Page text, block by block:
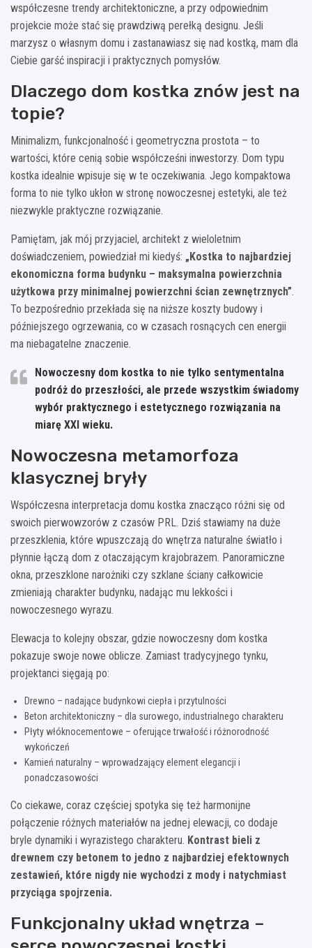
współczesne trendy architektoniczne, a przy odpowiednim
projekcie może stać się prawdziwą perełką designu. Jeśli
marzysz o własnym domu i zastanawiasz się nad kostką, mam dla
Ciebie garść inspiracji i praktycznych pomysłów.
Dlaczego dom kostka znów jest na
topie?
Minimalizm, funkcjonalność i geometryczna prostota – to
wartości, które cenią sobie współcześni inwestorzy. Dom typu
kostka idealnie wpisuje się w te oczekiwania. Jego kompaktowa
forma to nie tylko ukłon w stronę nowoczesnej estetyki, ale też
niezwykle praktyczne rozwiązanie.
Pamiętam, jak mój przyjaciel, architekt z wieloletnim
doświadczeniem, powiedział mi kiedyś: „Kostka to najbardziej
ekonomiczna forma budynku – maksymalna powierzchnia
użytkowa przy minimalnej powierzchni ścian zewnętrznych”.
To bezpośrednio przekłada się na niższe koszty budowy i
późniejszego ogrzewania, co w czasach rosnących cen energii
ma niebagatelne znaczenie.
Nowoczesny dom kostka to nie tylko sentymentalna
podróż do przeszłości, ale przede wszystkim świadomy
wybór praktycznego i estetycznego rozwiązania na
miarę XXI wieku.
Nowoczesna metamorfoza
klasycznej bryły
Współczesna interpretacja domu kostka znacząco różni się od
swoich pierwowzorów z czasów PRL. Dziś stawiamy na duże
przeszklenia, które wpuszczają do wnętrza naturalne światło i
płynnie łączą dom z otaczającym krajobrazem. Panoramiczne
okna, przeszklone narożniki czy szklane ściany całkowicie
zmieniają charakter budynku, nadając mu lekkości i
nowoczesnego wyrazu.
Elewacja to kolejny obszar, gdzie nowoczesny dom kostka
pokazuje swoje nowe oblicze. Zamiast tradycyjnego tynku,
projektanci sięgają po:
Drewno – nadające budynkowi ciepła i przytulności
Beton architektoniczny – dla surowego, industrialnego charakteru
Płyty włóknocementowe – oferujące trwałość i różnorodność
wykończeń
Kamień naturalny – wprowadzający element elegancji i
ponadczasowości
Co ciekawe, coraz częściej spotyka się też harmonijne
połączenie różnych materiałów na jednej elewacji, co dodaje
bryle dynamiki i wyrazistego charakteru. Kontrast bieli z
drewnem czy betonem to jedno z najbardziej efektownych
zestawień, które nigdy nie wychodzi z mody i natychmiast
przyciąga spojrzenia.
Funkcjonalny układ wnętrza –